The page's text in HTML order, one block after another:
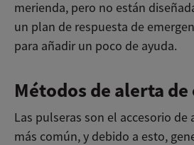
merienda, pero no están
un plan de respuesta de
para añadir un poco de ayuda.
Métodos de alerta
Las pulseras son el accesorio de
más común, y debido a esto,